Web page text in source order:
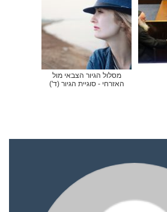
מסלול הגיור הצבאי מול
האזרחי - סוגיית הגיור (ד')